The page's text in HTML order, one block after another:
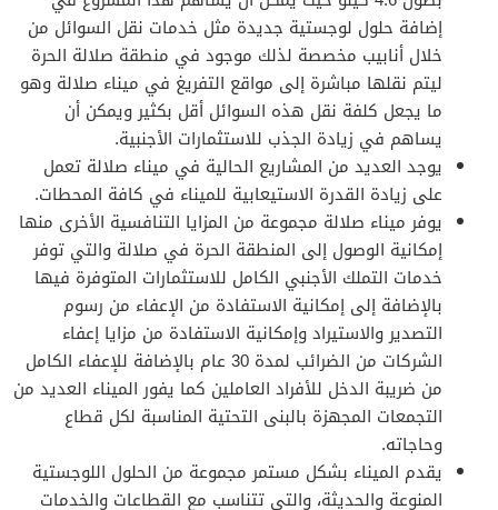
إضافة حلول لوجستية جديدة مثل خدمات نقل السوائل من
خلال أنابيب مخصصة لذلك موجود في منطقة صلالة الحرة
ليتم نقلها مباشرة إلى مواقع التفريغ في ميناء صلالة وهو
ما يجعل كلفة نقل هذه السوائل أقل بكثير ويمكن أن
يساهم في زيادة الجذب للاستثمارات الأجنبية.
يوجد العديد من المشاريع الحالية في ميناء صلالة تعمل
على زيادة القدرة الاستيعابية للميناء في كافة المحطات.
يوفر ميناء صلالة مجموعة من المزايا التنافسية الأخرى منها
إمكانية الوصول إلى المنطقة الحرة في صلالة والتي توفر
خدمات التملك الأجنبي الكامل للاستثمارات المتوفرة فيها
بالإضافة إلى إمكانية الاستفادة من الإعفاء من رسوم
التصدير والاستيراد وإمكانية الاستفادة من مزايا إعفاء
الشركات من الضرائب لمدة 30 عام بالإضافة للإعفاء الكامل
من ضريبة الدخل للأفراد العاملين كما يفور الميناء العديد من
التجمعات المجهزة بالبنى التحتية المناسبة لكل قطاع
وحاجاته.
يقدم الميناء بشكل مستمر مجموعة من الحلول اللوجستية
المنوعة والحديثة، والتي تتناسب مع القطاعات والخدمات